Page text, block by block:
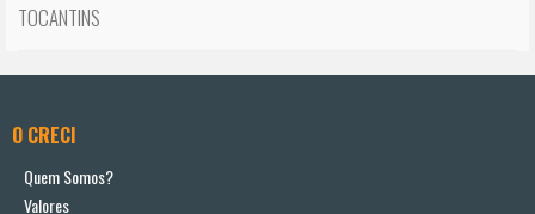
TOCANTINS
O CRECI
Quem Somos?
Valores